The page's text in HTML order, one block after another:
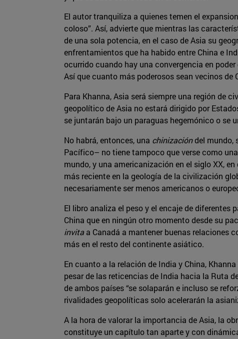
El autor tranquiliza a quienes temen el
coloso”. Así, advierte que mientras las
de una sola potencia, en el caso de Asia su
enfrentamientos que ha habido entre China e
ocurrido cuando hay una convergencia en
Así que cuanto más poderosos sean vecinos
Para Khanna, Asia será siempre una región de
geopolítico de Asia no estará dirigido por
se juntarán bajo un paraguas hegemónico o se
No habrá, entonces, una chinizacióndel mundo,
Pacífico– no tiene tampoco que verse como
mundo, y una americanización en el siglo XX,
más reciente en la geología de la civilización
necesariamente ser menos americanos o
El libro analiza el peso y el encaje de
China que en ningún otro momento desde su
invitaa Canadá a mantener buenas relaciones
más en el resto del continente asiático.
En cuanto a la relación de India y China,
pesar de las reticencias de India hacia la Ruta
de ambos países “se solaparán e incluso se
rivalidades geopolíticas solo acelerarán la
A la hora de valorar la importancia de Asia, la
constituye un capítulo tan aparte y con